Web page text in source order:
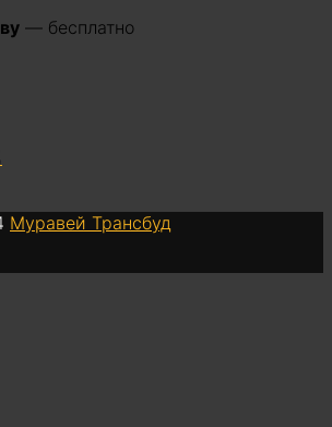
— бесплатно
Муравей Трансбуд